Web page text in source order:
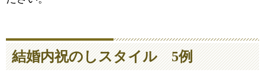
結婚内祝のしスタイル 5例